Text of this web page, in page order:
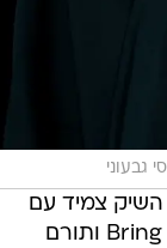
גבעוני
עסק משפחתי בשם Ord Diamonds השיק צמיד עם
יהלום (אמיתי), קרא לו Bring Them Home ותורם